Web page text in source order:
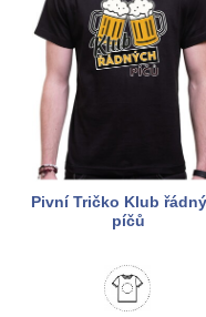
Pivní Tričko Klub
píčů